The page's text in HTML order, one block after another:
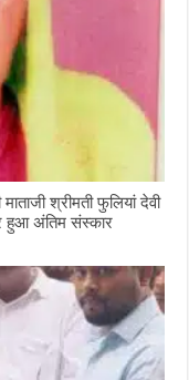
श्रीमती फुलियां देवी
हुआ अंतिम संस्कार